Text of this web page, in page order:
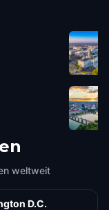
weltweit
D.C.